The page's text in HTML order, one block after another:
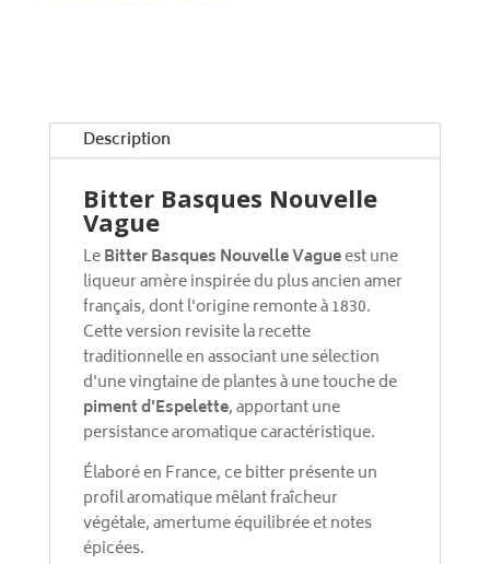
e
:
Description
Bitter Basques Nouvelle
Vague
LeBitter Basques Nouvelle Vagueest une
liqueur amère inspirée du plus ancien amer
français, dont l'origine remonte à 1830.
Cette version revisite la recette
traditionnelle en associant une sélection
d'une vingtaine de plantes à une touche de
piment d'Espelette, apportant une
persistance aromatique caractéristique.
Élaboré en France, ce bitter présente un
profil aromatique mêlant fraîcheur
végétale, amertume équilibrée et notes
épicées.